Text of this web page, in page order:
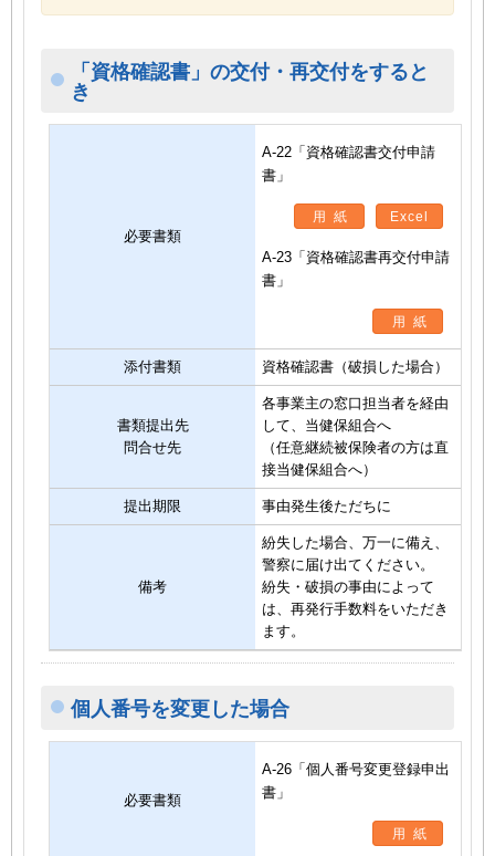
「資格確認書」の交付・再交付をすると
き
必要書類
A-22「資格確認書交付申請
書」
用紙 Excel
A-23「資格確認書再交付申請
書」
用紙
添付書類 資格確認書（破損した場合）
書類提出先
問合せ先
各事業主の窓口担当者を経由
して、当健保組合へ
（任意継続被保険者の方は直
接当健保組合へ）
提出期限 事由発生後ただちに
備考
紛失した場合、万一に備え、
警察に届け出てください。
紛失・破損の事由によって
は、再発行手数料をいただき
ます。
個人番号を変更した場合
必要書類
A-26「個人番号変更登録申出
書」
用紙